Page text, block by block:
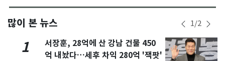
많이 본 뉴스 1/2
1
서장훈, 28억에 산 강남 건물 450
억 내놨다…세후 차익 280억 '잭팟'